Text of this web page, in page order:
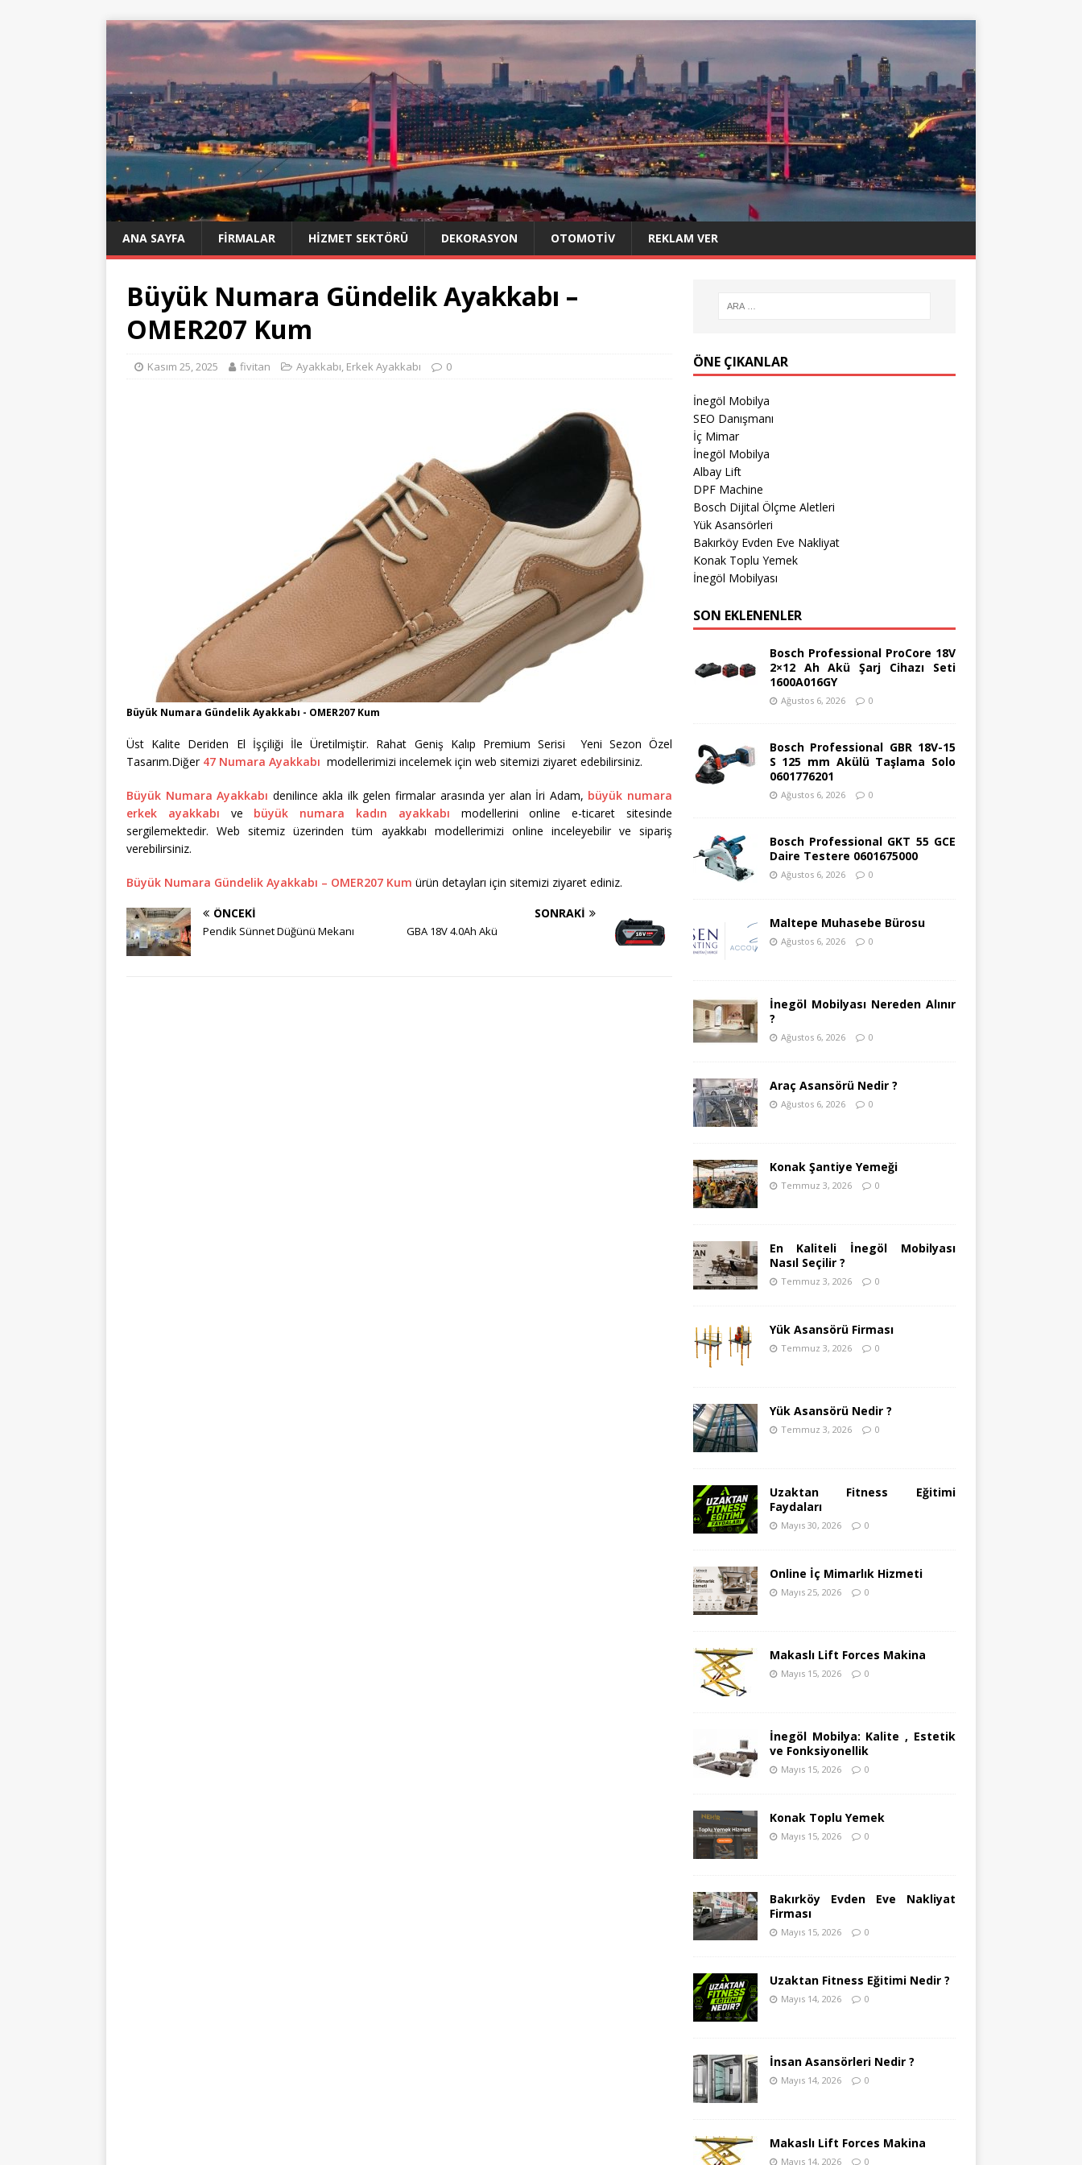
ANA SAYFA FIRMALAR HIZMET SEKTÖRÜ DEKORASYON OTOMOTIV REKLAM VER
Büyük Numara Gündelik Ayakkabı –
OMER207 Kum
Kasım 25, 2025 fivitan Ayakkabı, Erkek Ayakkabı 0
Büyük Numara Gündelik Ayakkabı - OMER207 Kum
Üst Kalite Deriden El İşçiliği İle Üretilmiştir. Rahat Geniş Kalıp Premium Serisi Yeni Sezon Özel
Tasarım.Diğer 47 Numara Ayakkabı modellerimizi incelemek için web sitemizi ziyaret edebilirsiniz.
Büyük Numara Ayakkabı denilince akla ilk gelen firmalar arasında yer alan İri Adam, büyük numara
erkek ayakkabı ve büyük numara kadın ayakkabı modellerini online e-ticaret sitesinde
sergilemektedir. Web sitemiz üzerinden tüm ayakkabı modellerimizi online inceleyebilir ve sipariş
verebilirsiniz.
Büyük Numara Gündelik Ayakkabı – OMER207 Kum ürün detayları için sitemizi ziyaret ediniz.
ÖNCEKI
Pendik Sünnet Düğünü Mekanı
SONRAKI
GBA 18V 4.0Ah Akü
ÖNE ÇIKANLAR
İnegöl Mobilya
SEO Danışmanı
İç Mimar
İnegöl Mobilya
Albay Lift
DPF Machine
Bosch Dijital Ölçme Aletleri
Yük Asansörleri
Bakırköy Evden Eve Nakliyat
Konak Toplu Yemek
İnegöl Mobilyası
SON EKLENENLER
Bosch Professional ProCore 18V
2×12 Ah Akü Şarj Cihazı Seti
1600A016GY
Ağustos 6, 2026 0
Bosch Professional GBR 18V-15
S 125 mm Akülü Taşlama Solo
0601776201
Ağustos 6, 2026 0
Bosch Professional GKT 55 GCE
Daire Testere 0601675000
Ağustos 6, 2026 0
Maltepe Muhasebe Bürosu
Ağustos 6, 2026 0
İnegöl Mobilyası Nereden Alınır
?
Ağustos 6, 2026 0
Araç Asansörü Nedir ?
Ağustos 6, 2026 0
Konak Şantiye Yemeği
Temmuz 3, 2026 0
En Kaliteli İnegöl Mobilyası
Nasıl Seçilir ?
Temmuz 3, 2026 0
Yük Asansörü Firması
Temmuz 3, 2026 0
Yük Asansörü Nedir ?
Temmuz 3, 2026 0
Uzaktan Fitness Eğitimi
Faydaları
Mayıs 30, 2026 0
Online İç Mimarlık Hizmeti
Mayıs 25, 2026 0
Makaslı Lift Forces Makina
Mayıs 15, 2026 0
İnegöl Mobilya: Kalite , Estetik
ve Fonksiyonellik
Mayıs 15, 2026 0
Konak Toplu Yemek
Mayıs 15, 2026 0
Bakırköy Evden Eve Nakliyat
Firması
Mayıs 15, 2026 0
Uzaktan Fitness Eğitimi Nedir ?
Mayıs 14, 2026 0
İnsan Asansörleri Nedir ?
Mayıs 14, 2026 0
Makaslı Lift Forces Makina
Mayıs 14, 2026 0